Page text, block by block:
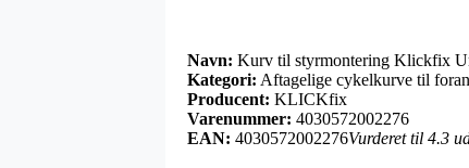
Navn: Kurv til styrmontering Klickfix
Kategori: Aftagelige cykelkurve til foran
Producent: KLICKfix
Varenummer: 4030572002276
EAN: 4030572002276Vurderet til 4.3